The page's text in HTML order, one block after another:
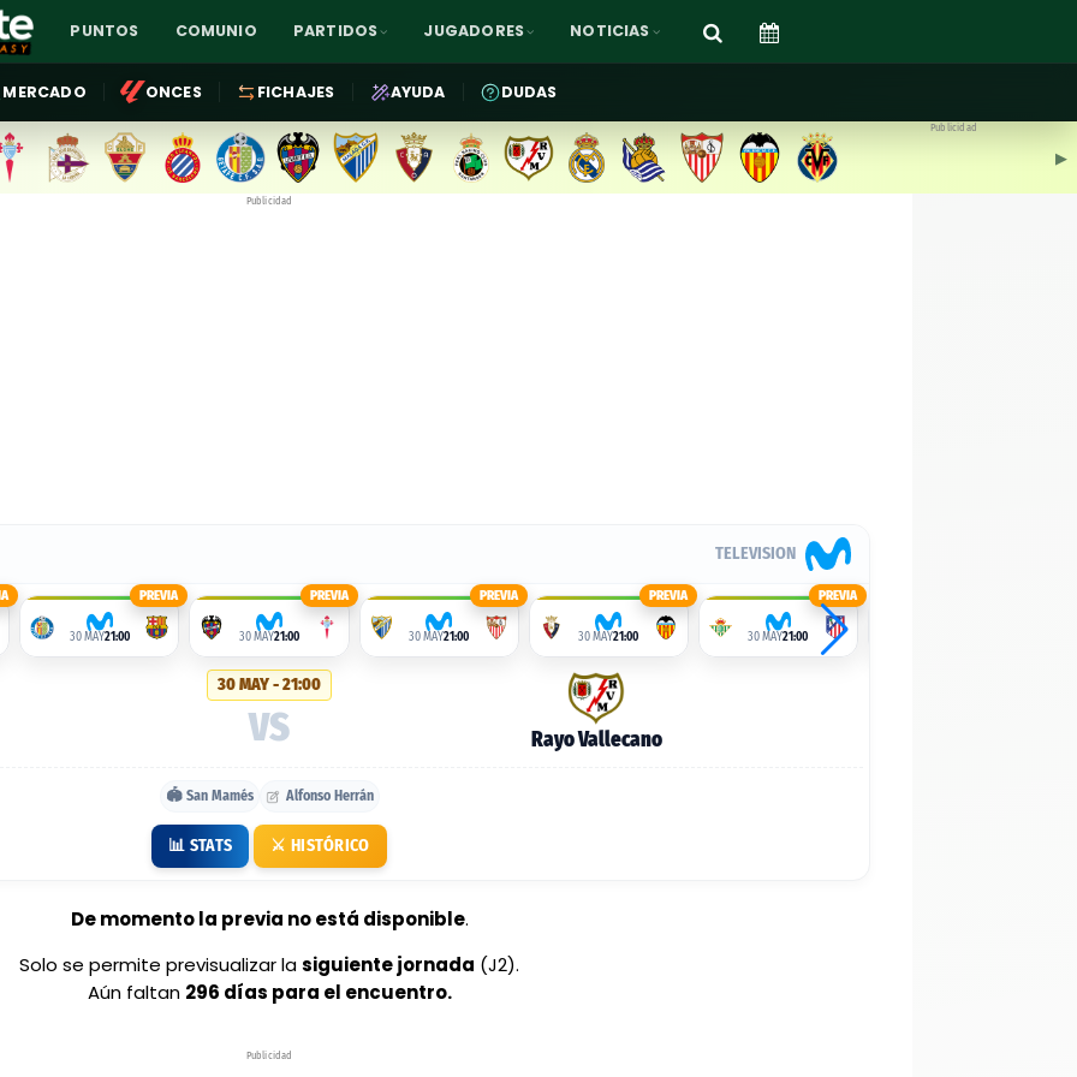
PUNTOS COMUNIO PARTIDOS JUGADORES NOTICIAS
MERCADO ONCES FICHAJES AYUDA DUDAS
▶︎
Publicidad
Publicidad
TELEVISION
PREVIA
30 MAY21:00
PREVIA
30 MAY21:00
PREVIA
30 MAY21:00
PREVIA
30 MAY21:00
PREVIA
30 MAY21:00
30 MAY - 21:00
VS Rayo Vallecano
🏟️ San Mamés Alfonso Herrán
📊 STATS ⚔️ HISTÓRICO
De momento la previa no está disponible.
Solo se permite previsualizar lasiguiente jornada (J2).
Aún faltan 296 días para el encuentro.
Publicidad